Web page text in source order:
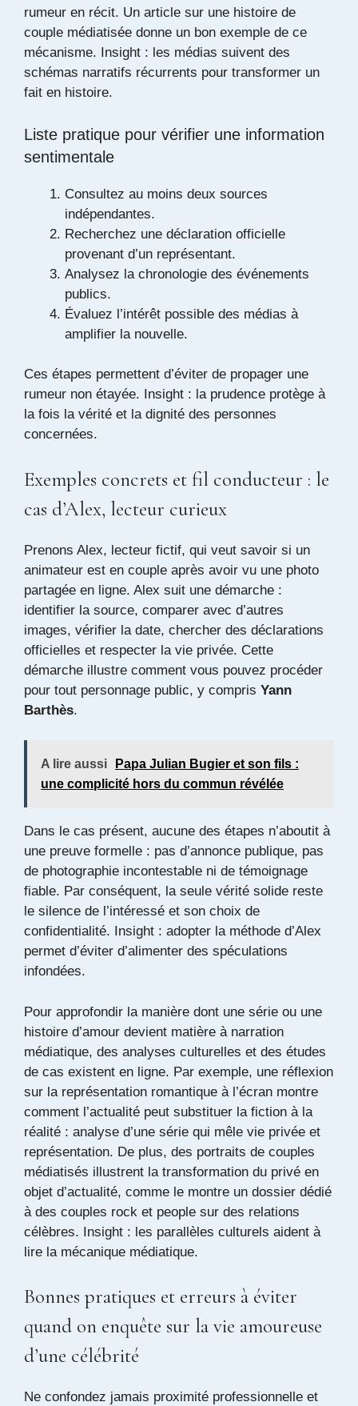
rumeur en récit. Un article sur une histoire de
couple médiatisée donne un bon exemple de ce
mécanisme. Insight : les médias suivent des
schémas narratifs récurrents pour transformer un
fait en histoire.
Liste pratique pour vérifier une information
sentimentale
Consultez au moins deux sources
indépendantes.
Recherchez une déclaration officielle
provenant d’un représentant.
Analysez la chronologie des événements
publics.
Évaluez l’intérêt possible des médias à
amplifier la nouvelle.
Ces étapes permettent d’éviter de propager une
rumeur non étayée. Insight : la prudence protège à
la fois la vérité et la dignité des personnes
concernées.
Exemples concrets et fil conducteur : le
cas d’Alex, lecteur curieux
Prenons Alex, lecteur fictif, qui veut savoir si un
animateur est en couple après avoir vu une photo
partagée en ligne. Alex suit une démarche :
identifier la source, comparer avec d’autres
images, vérifier la date, chercher des déclarations
officielles et respecter la vie privée. Cette
démarche illustre comment vous pouvez procéder
pour tout personnage public, y compris Yann
Barthès.
A lire aussi
Papa Julian Bugier et son fils :
une complicité hors du commun révélée
Dans le cas présent, aucune des étapes n’aboutit à
une preuve formelle : pas d’annonce publique, pas
de photographie incontestable ni de témoignage
fiable. Par conséquent, la seule vérité solide reste
le silence de l’intéressé et son choix de
confidentialité. Insight : adopter la méthode d’Alex
permet d’éviter d’alimenter des spéculations
infondées.
Pour approfondir la manière dont une série ou une
histoire d’amour devient matière à narration
médiatique, des analyses culturelles et des études
de cas existent en ligne. Par exemple, une réflexion
sur la représentation romantique à l’écran montre
comment l’actualité peut substituer la fiction à la
réalité : analyse d’une série qui mêle vie privée et
représentation. De plus, des portraits de couples
médiatisés illustrent la transformation du privé en
objet d’actualité, comme le montre un dossier dédié
à des couples rock et people sur des relations
célèbres. Insight : les parallèles culturels aident à
lire la mécanique médiatique.
Bonnes pratiques et erreurs à éviter
quand on enquête sur la vie amoureuse
d’une célébrité
Ne confondez jamais proximité professionnelle et